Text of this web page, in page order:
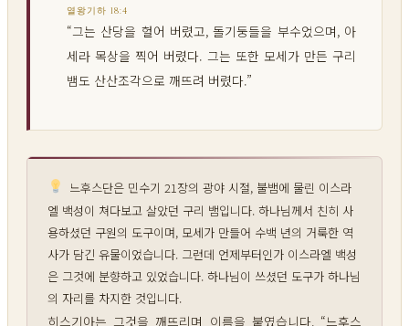
열왕기하 18:4
“그는 산당을 헐어 버렸고, 돌기둥들을 부수었으며, 아
세라 목상을 찍어 버렸다. 그는 또한 모세가 만든 구리
뱀도 산산조각으로 깨뜨려 버렸다.”
느후스단은 민수기 21장의 광야 시절, 불뱀에 물린 이스라
엘 백성이 쳐다보고 살았던 구리 뱀입니다. 하나님께서 친히 사
용하셨던 구원의 도구이며, 모세가 만들어 수백 년의 거룩한 역
사가 담긴 유물이었습니다. 그런데 언제부터인가 이스라엘 백성
은 그것에 분향하고 있었습니다. 하나님이 쓰셨던 도구가 하나님
의 자리를 차지한 것입니다.
히스기아는 그것을 깨뜨리며 이름을 붙였습니다. “느후스